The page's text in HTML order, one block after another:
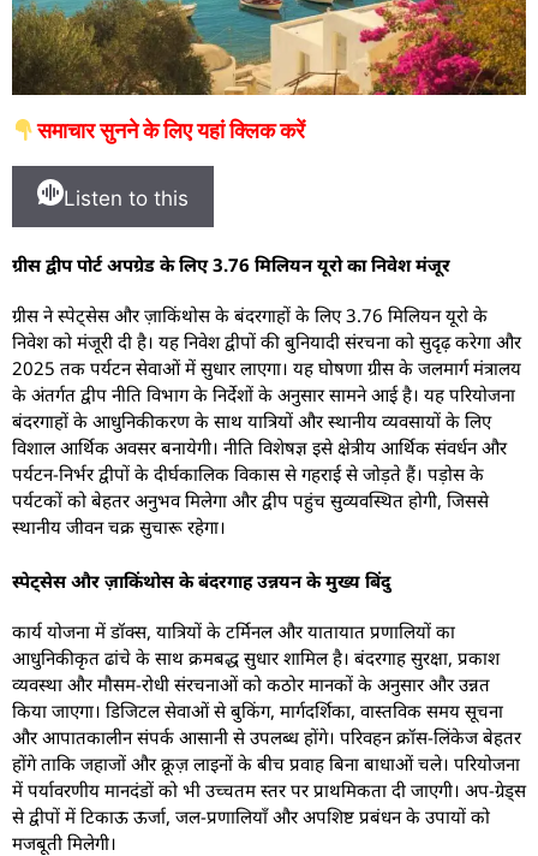
समाचार सुनने के लिए यहां क्लिक करें
Listen to this
ग्रीस द्वीप पोर्ट अपग्रेड के लिए 3.76 मिलियन यूरो का निवेश मंजूर
ग्रीस ने स्पेट्सेस और ज़ाकिंथोस के बंदरगाहों के लिए 3.76 मिलियन यूरो के
निवेश को मंजूरी दी है। यह निवेश द्वीपों की बुनियादी संरचना को सुदृढ़ करेगा और
2025 तक पर्यटन सेवाओं में सुधार लाएगा। यह घोषणा ग्रीस के जलमार्ग मंत्रालय
के अंतर्गत द्वीप नीति विभाग के निर्देशों के अनुसार सामने आई है। यह परियोजना
बंदरगाहों के आधुनिकीकरण के साथ यात्रियों और स्थानीय व्यवसायों के लिए
विशाल आर्थिक अवसर बनायेगी। नीति विशेषज्ञ इसे क्षेत्रीय आर्थिक संवर्धन और
पर्यटन-निर्भर द्वीपों के दीर्घकालिक विकास से गहराई से जोड़ते हैं। पड़ोस के
पर्यटकों को बेहतर अनुभव मिलेगा और द्वीप पहुंच सुव्यवस्थित होगी, जिससे
स्थानीय जीवन चक्र सुचारू रहेगा।
स्पेट्सेस और ज़ाकिंथोस के बंदरगाह उन्नयन के मुख्य बिंदु
कार्य योजना में डॉक्स, यात्रियों के टर्मिनल और यातायात प्रणालियों का
आधुनिकीकृत ढांचे के साथ क्रमबद्ध सुधार शामिल है। बंदरगाह सुरक्षा, प्रकाश
व्यवस्था और मौसम-रोधी संरचनाओं को कठोर मानकों के अनुसार और उन्नत
किया जाएगा। डिजिटल सेवाओं से बुकिंग, मार्गदर्शिका, वास्तविक समय सूचना
और आपातकालीन संपर्क आसानी से उपलब्ध होंगे। परिवहन क्रॉस-लिंकेज बेहतर
होंगे ताकि जहाजों और क्रूज़ लाइनों के बीच प्रवाह बिना बाधाओं चले। परियोजना
में पर्यावरणीय मानदंडों को भी उच्चतम स्तर पर प्राथमिकता दी जाएगी। अप-ग्रेड्स
से द्वीपों में टिकाऊ ऊर्जा, जल-प्रणालियाँ और अपशिष्ट प्रबंधन के उपायों को
मजबूती मिलेगी।